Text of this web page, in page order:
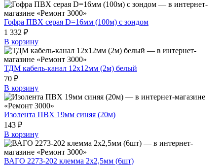
Гофра ПВХ серая D=16мм (100м) с зондом
1 332 ₽
В корзину
ТДМ кабель-канал 12х12мм (2м) белый
70 ₽
В корзину
Изолента ПВХ 19мм синяя (20м)
143 ₽
В корзину
ВАГО 2273-202 клемма 2х2,5мм (6шт)